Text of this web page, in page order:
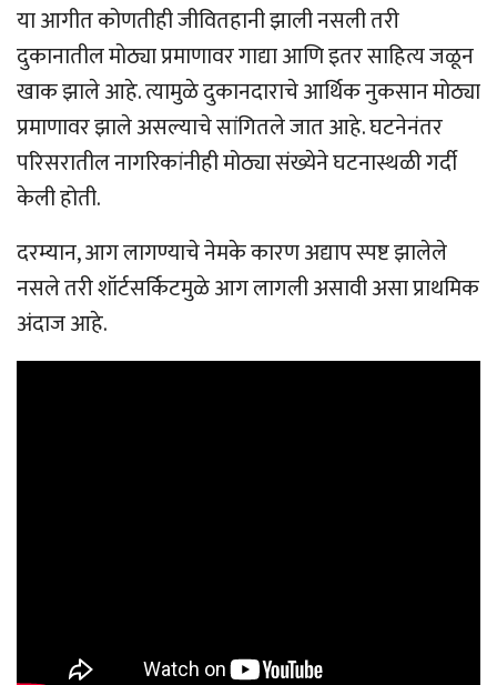
या आगीत कोणतीही जीवितहानी झाली नसली तरी
दुकानातील मोठ्या प्रमाणावर गाद्या आणि इतर साहित्य जळून
खाक झाले आहे. त्यामुळे दुकानदाराचे आर्थिक नुकसान मोठ्या
प्रमाणावर झाले असल्याचे सांगितले जात आहे. घटनेनंतर
परिसरातील नागरिकांनीही मोठ्या संख्येने घटनास्थळी गर्दी
केली होती.
दरम्यान, आग लागण्याचे नेमके कारण अद्याप स्पष्ट झालेले
नसले तरी शॉर्टसर्किटमुळे आग लागली असावी असा प्राथमिक
अंदाज आहे.